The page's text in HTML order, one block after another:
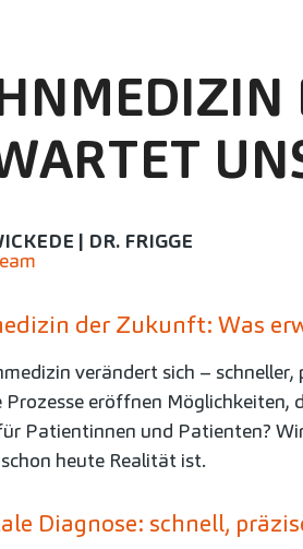
| DR. FRIGGE
der Zukunft: Was
verändert sich –
Prozesse eröffnen Möglichkeiten,
Patientinnen und Patienten?
heute Realität ist.
Diagnose: schnell,